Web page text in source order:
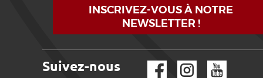
INSCRIVEZ-VOUS À NOTRE
NEWSLETTER !
Suivez-nous